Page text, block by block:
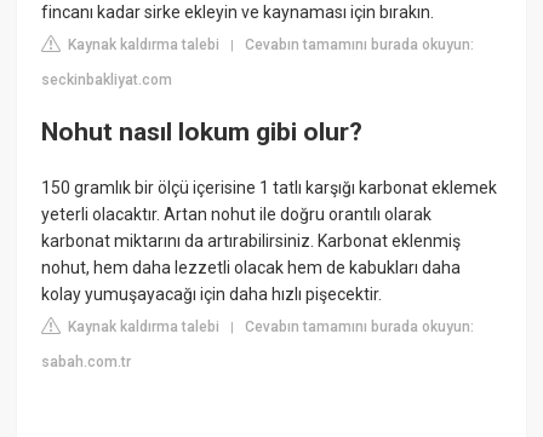
fincanı kadar sirke ekleyin ve kaynaması için bırakın.
Kaynak kaldırma talebi |Cevabın tamamını burada okuyun:
seckinbakliyat.com
Nohut nasıl lokum gibi olur?
150 gramlık bir ölçü içerisine 1 tatlı karşığı karbonat eklemek
yeterli olacaktır. Artan nohut ile doğru orantılı olarak
karbonat miktarını da artırabilirsiniz. Karbonat eklenmiş
nohut, hem daha lezzetli olacak hem de kabukları daha
kolay yumuşayacağı için daha hızlı pişecektir.
Kaynak kaldırma talebi |Cevabın tamamını burada okuyun:
sabah.com.tr